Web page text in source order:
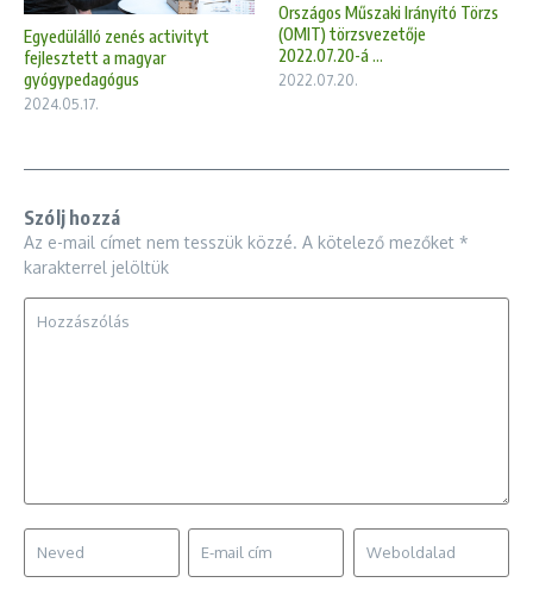
Egyedülálló zenés activityt
fejlesztett a magyar
gyógypedagógus
2024.05.17.
Országos Műszaki Irányító Törzs
(OMIT) törzsvezetője
2022.07.20-á ...
2022.07.20.
Szólj hozzá
Az e-mail címet nem tesszük közzé. A kötelező mezőket *
karakterrel jelöltük